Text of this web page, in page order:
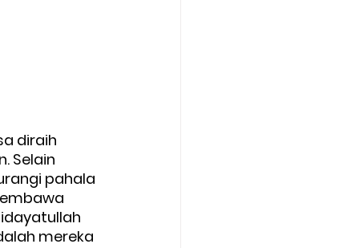
diraih
Selain
pahala
mereka